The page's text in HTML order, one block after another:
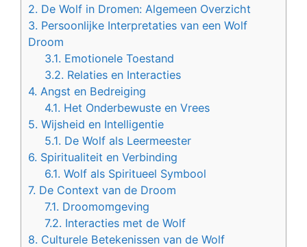
2. De Wolf in Dromen: Algemeen Overzicht
3. Persoonlijke Interpretaties van een Wolf
Droom
3.1. Emotionele Toestand
3.2. Relaties en Interacties
4. Angst en Bedreiging
4.1. Het Onderbewuste en Vrees
5. Wijsheid en Intelligentie
5.1. De Wolf als Leermeester
6. Spiritualiteit en Verbinding
6.1. Wolf als Spiritueel Symbool
7. De Context van de Droom
7.1. Droomomgeving
7.2. Interacties met de Wolf
8. Culturele Betekenissen van de Wolf